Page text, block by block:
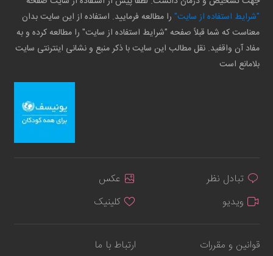
"شرایط استفاده از سایت" را مطالعه فرمایید. استفاده از این سایت بدان
معناست که شما قبلاً صفحه "شرایط استفاده از سایت" را مطالعه کرده و به
مفاد آن واقفید. نقل مطالب این سایت با ذکر منبع و نشانی اینترنتی سایت
بلامانع است
تبادل نظر
عکس
ویدیو
کلینیک
قوانین و مقررات ارتباط با ما